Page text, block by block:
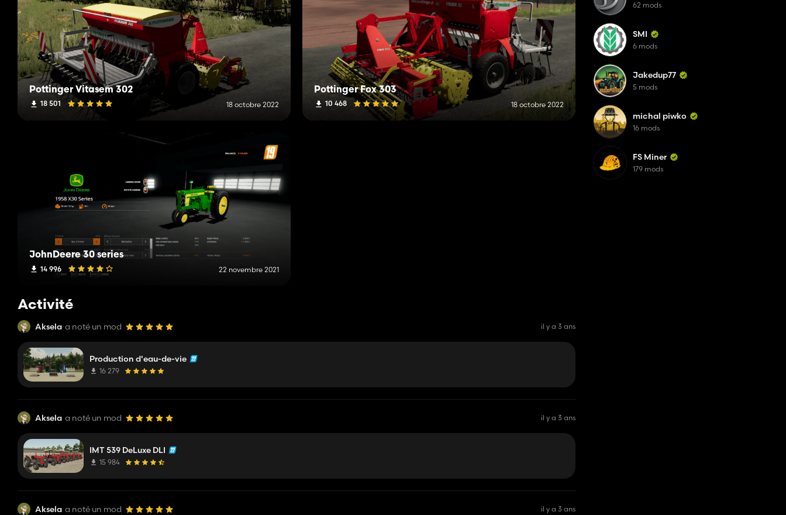
Pottinger Vitasem 302
18 501 18 octobre 2022
Pottinger Fox 303
10 468 18 octobre 2022
JohnDeere 30 series
14 996 22 novembre 2021
Activité
Aksela a noté un mod il y a 3 ans
Production d'eau-de-vie
16 279
Aksela a noté un mod il y a 3 ans
IMT 539 DeLuxe DLI
15 984
Aksela a noté un mod il y a 3 ans
62 mods
SMI
6 mods
Jakedup77
5 mods
michal piwko
16 mods
FS Miner
179 mods